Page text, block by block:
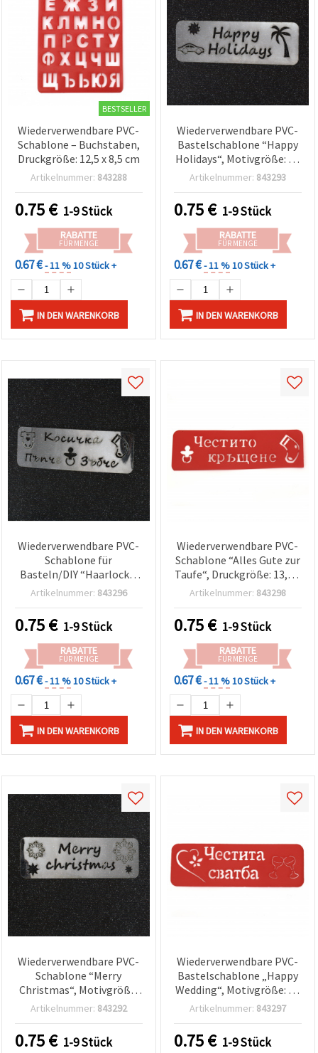
BESTSELLER
Wiederverwendbare PVC-
Schablone – Buchstaben,
Druckgröße: 12,5 x 8,5 cm
Artikelnummer: 843288
0.75€ 1-9 Stück
RABATTE
FÜR MENGE
0.67 €- 11 %10 Stück +
IN DEN WARENKORB
Wiederverwendbare PVC-
Bastelschablone “Happy
Holidays“, Motivgröße: 14
x 4 cm
Artikelnummer: 843293
0.75€ 1-9 Stück
RABATTE
FÜR MENGE
0.67 €- 11 %10 Stück +
IN DEN WARENKORB
Wiederverwendbare PVC-
Schablone für
Basteln/DIY “Haarlocke,
Zahn & Baby-Knospe“,
Artikelnummer: 843296
0.75€ 1-9 Stück
RABATTE
FÜR MENGE
0.67 €- 11 %10 Stück +
IN DEN WARENKORB
Wiederverwendbare PVC-
Schablone “Alles Gute zur
Taufe“, Druckgröße: 13,6 x
3,5 cm
Artikelnummer: 843298
0.75€ 1-9 Stück
RABATTE
FÜR MENGE
0.67 €- 11 %10 Stück +
IN DEN WARENKORB
Wiederverwendbare PVC-
Schablone “Merry
Christmas“, Motivgröße:
14 x 4 cm
Artikelnummer: 843292
0.75€ 1-9 Stück
Wiederverwendbare PVC-
Bastelschablone „Happy
Wedding“, Motivgröße: 14
x 4,3 cm
Artikelnummer: 843297
0.75€ 1-9 Stück